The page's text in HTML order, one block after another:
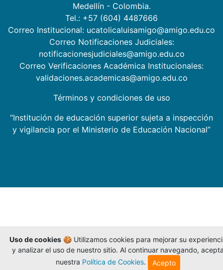
Medellín - Colombia.
Tel.: +57 (604) 4487666
Correo Institucional: ucatolicaluisamigo@amigo.edu.co
Correo Notificaciones Judiciales:
notificacionesjudiciales@amigo.edu.co
Correo Verificaciones Académica Institucionales:
validaciones.academicas@amigo.edu.co
Términos y condiciones de uso
“Institución de educación superior sujeta a inspección
y vigilancia por el Ministerio de Educación Nacional”
Uso de cookies 🍪 Utilizamos cookies para mejorar su
y analizar el uso de nuestro sitio. Al continuar navegando,
nuestra Política de Cookies. Acepto